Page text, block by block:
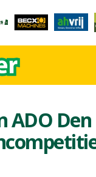
ADO